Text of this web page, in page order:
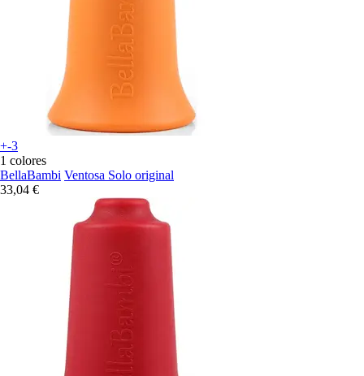
+-3
1 colores
BellaBambi Ventosa Solo original
33,04 €